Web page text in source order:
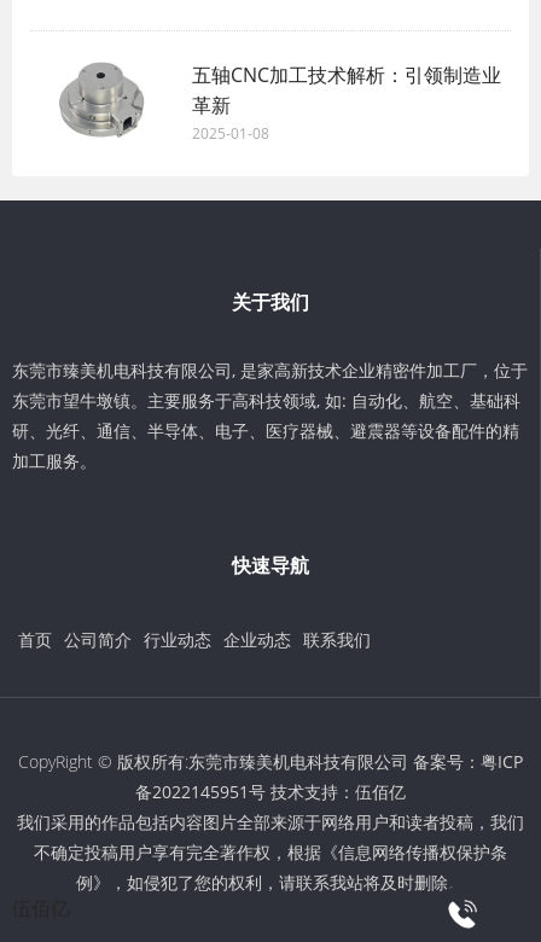
五轴CNC加工技术解析：引领制造业
革新
2025-01-08
关于我们
东莞市臻美机电科技有限公司, 是家高新技术企业精密件加工厂，位于
东莞市望牛墩镇。主要服务于高科技领域, 如: 自动化、航空、基础科
研、光纤、通信、半导体、电子、医疗器械、避震器等设备配件的精
加工服务。
快速导航
首页 公司简介 行业动态 企业动态 联系我们
CopyRight © 版权所有:东莞市臻美机电科技有限公司 备案号： 粤ICP
备2022145951号 技术支持： 伍佰亿
我们采用的作品包括内容图片全部来源于网络用户和读者投稿，我们
不确定投稿用户享有完全著作权，根据《信息网络传播权保护条
例》，如侵犯了您的权利，请联系我站将及时删除。